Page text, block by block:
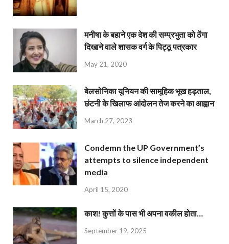
मनीषा के बहाने एक देश की सम्प्रभुता को ठेंगा
दिखाने वाले शासक वर्ग के पिट्ठू पत्रकार
May 21, 2020
बेलसोनिका यूनियन की सामूहिक भूख हड़ताल,
छंटनी के खिलाफ आंदोलन तेज करने का आह्वान
March 27, 2023
Condemn the UP Government’s
attempts to silence independent
media
April 15, 2020
काश! कुत्तों के पास भी अपना वकील होता…
September 19, 2025